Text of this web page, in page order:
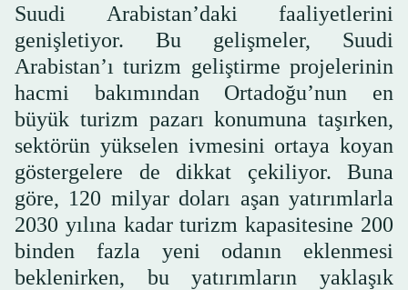
Suudi Arabistan’daki faaliyetlerini
genişletiyor. Bu gelişmeler, Suudi
Arabistan’ı turizm geliştirme projelerinin
hacmi bakımından Ortadoğu’nun en
büyük turizm pazarı konumuna taşırken,
sektörün yükselen ivmesini ortaya koyan
göstergelere de dikkat çekiliyor. Buna
göre, 120 milyar doları aşan yatırımlarla
2030 yılına kadar turizm kapasitesine 200
binden fazla yeni odanın eklenmesi
beklenirken, bu yatırımların yaklaşık